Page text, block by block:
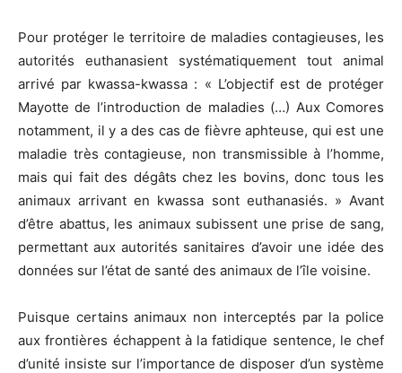
Pour protéger le territoire de maladies contagieuses, les
autorités euthanasient systématiquement tout animal
arrivé par kwassa-kwassa : « L’objectif est de protéger
Mayotte de l’introduction de maladies (…) Aux Comores
notamment, il y a des cas de fièvre aphteuse, qui est une
maladie très contagieuse, non transmissible à l’homme,
mais qui fait des dégâts chez les bovins, donc tous les
animaux arrivant en kwassa sont euthanasiés. » Avant
d’être abattus, les animaux subissent une prise de sang,
permettant aux autorités sanitaires d’avoir une idée des
données sur l’état de santé des animaux de l’île voisine.
Puisque certains animaux non interceptés par la police
aux frontières échappent à la fatidique sentence, le chef
d’unité insiste sur l’importance de disposer d’un système